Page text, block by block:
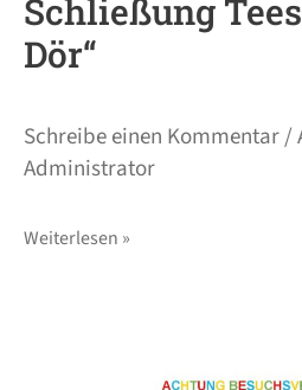
Schließung
Dör“
Schreibe einen Kommentar/
Administrator
Weiterlesen »